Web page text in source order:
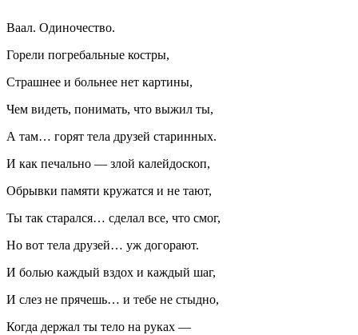
Ваал. Одиночество.
Горели погребальные костры,
Страшнее и больнее нет картины,
Чем видеть, понимать, что выжил ты,
А там… горят тела друзей старинных.
И как печально — злой калейдоскоп,
Обрывки памяти кружатся и не тают,
Ты так старался… сделал все, что смог,
Но вот тела друзей… уж догорают.
И болью каждый вздох и каждый шаг,
И слез не прячешь… и тебе не стыдно,
Когда держал ты тело на руках —